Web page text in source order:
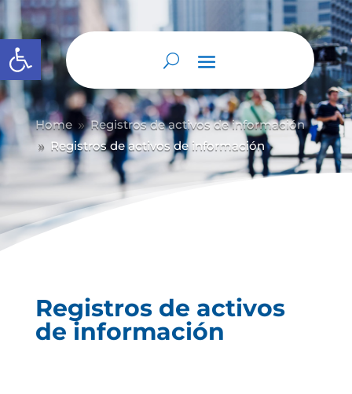
Abrir barra de herramientas
Home 9 Registros de activos de información
9 Registros de activos de información
Registros de activos
de información